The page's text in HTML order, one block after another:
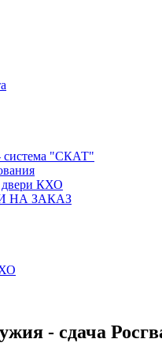
система "СКАТ"
двери КХО
НА ЗАКАЗ
- сдача